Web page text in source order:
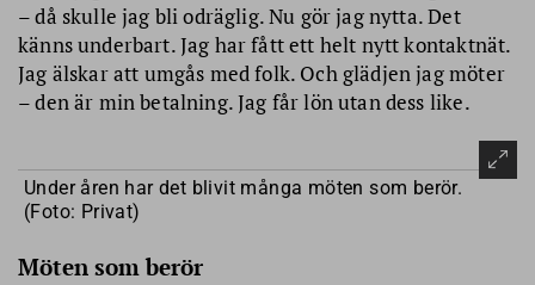
– då skulle jag bli odräglig. Nu gör jag nytta. Det
känns underbart. Jag har fått ett helt nytt kontaktnät.
Jag älskar att umgås med folk. Och glädjen jag möter
– den är min betalning. Jag får lön utan dess like.
Under åren har det blivit många möten som berör.
(Foto: Privat)
Möten som berör